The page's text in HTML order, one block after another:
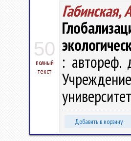
50
полный
текст
Габинская,
: автореф.
Добавить в корзину